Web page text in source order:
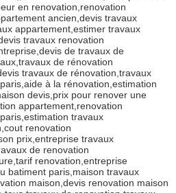
en renovation,renovation
ancien,devis travaux
appartement,estimer travaux
travaux renovation
de travaux de
de rénovation
travaux de rénovation,travaux
à la rénovation,estimation
devis,prix pour renover une
appartement,renovation
travaux
renovation
prix,entreprise travaux
de renovation
renovation,entreprise
batiment paris,maison travaux
maison,devis renovation maison